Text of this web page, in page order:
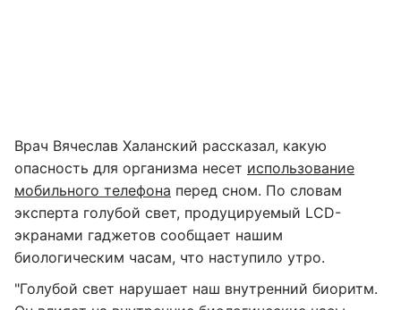
Врач Вячеслав Халанский​ рассказал, какую
опасность для организма несет использование
мобильного телефона перед сном. По словам
эксперта голубой свет, продуцируемый LCD-
экранами гаджетов сообщает нашим
биологическим часам, что наступило утро.​
"Голубой свет нарушает наш внутренний биоритм.